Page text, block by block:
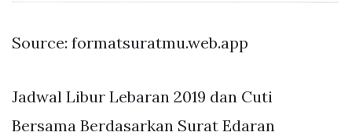
Source: formatsuratmu.web.app
Jadwal Libur Lebaran 2019 dan Cuti
Bersama Berdasarkan Surat Edaran